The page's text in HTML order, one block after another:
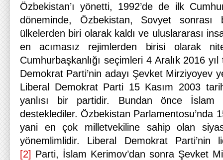
Özbekistan’ı yönetti, 1992’de de ilk
döneminde, Özbekistan, Sovyet
ülkelerden biri olarak kaldı ve uluslararası
en acımasız rejimlerden birisi olarak
Cumhurbaşkanlığı seçimleri 4 Aralık 2016
Demokrat Parti’nin adayı Şevket Mirziyoyev
Liberal Demokrat Parti 15 Kasım 2003
yanlısı bir partidir. Bundan önce İslam
desteklediler. Özbekistan Parlamentosu’nda
yani en çok milletvekiline sahip olan
yönemlimlidir. Liberal Demokrat Parti’nin
[2] Parti, İslam Kerimov’dan sonra Şevket